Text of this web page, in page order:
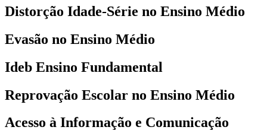
Distorção Idade-Série no Ensino Médio
Evasão no Ensino Médio
Ideb Ensino Fundamental
Reprovação Escolar no Ensino Médio
Acesso à Informação e Comunicação